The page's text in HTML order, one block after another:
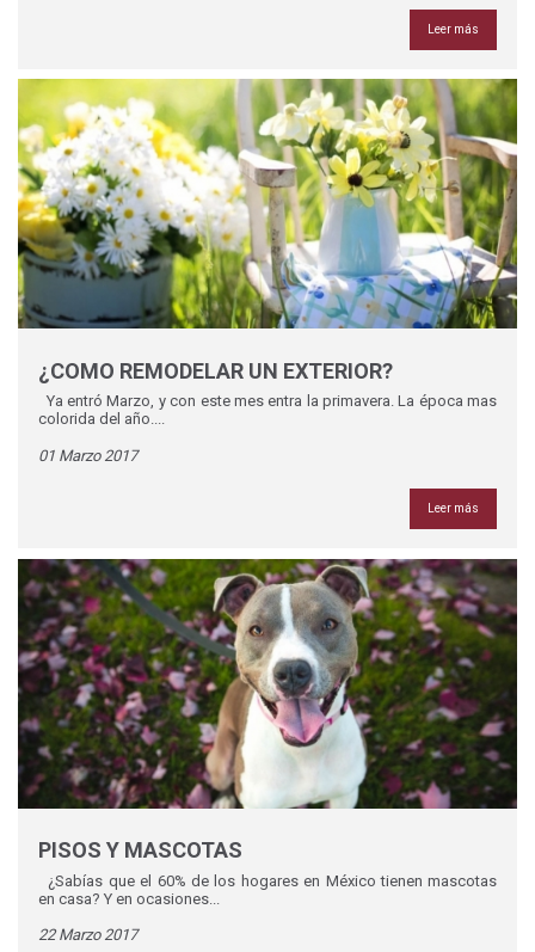
Leer más
¿COMO REMODELAR UN EXTERIOR?
Ya entró Marzo, y con este mes entra la primavera. La época mas
colorida del año....
01 Marzo 2017
Leer más
PISOS Y MASCOTAS
¿Sabías que el 60% de los hogares en México tienen mascotas
en casa? Y en ocasiones...
22 Marzo 2017